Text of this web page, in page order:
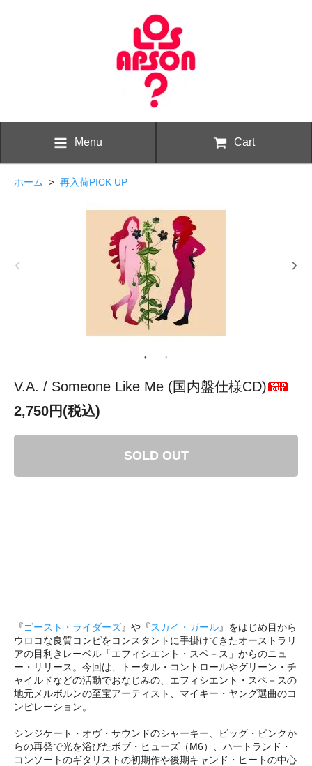
Menu Cart
ホーム > 再入荷PICK UP
V.A. / Someone Like Me (国内盤仕様CD)
2,750円(税込)
SOLD OUT
『ゴースト・ライダーズ』や『スカイ・ガール』をはじめ目から
ウロコな良質コンピをコンスタントに手掛けてきたオーストラリ
アの目利きレーベル「エフィシエント・スペ－ス」からのニュ
ー・リリース。今回は、トータル・コントロールやグリーン・チ
ャイルドなどの活動でおなじみの、エフィシエント・スペ－スの
地元メルボルンの至宝アーティスト、マイキー・ヤング選曲のコ
ンピレーション。
シンジケート・オヴ・サウンドのシャーキー、ビッグ・ピンクか
らの再発で光を浴びたボブ・ヒューズ（M6）、ハートランド・
コンソートのギタリストの初期作や後期キャンド・ヒートの中心